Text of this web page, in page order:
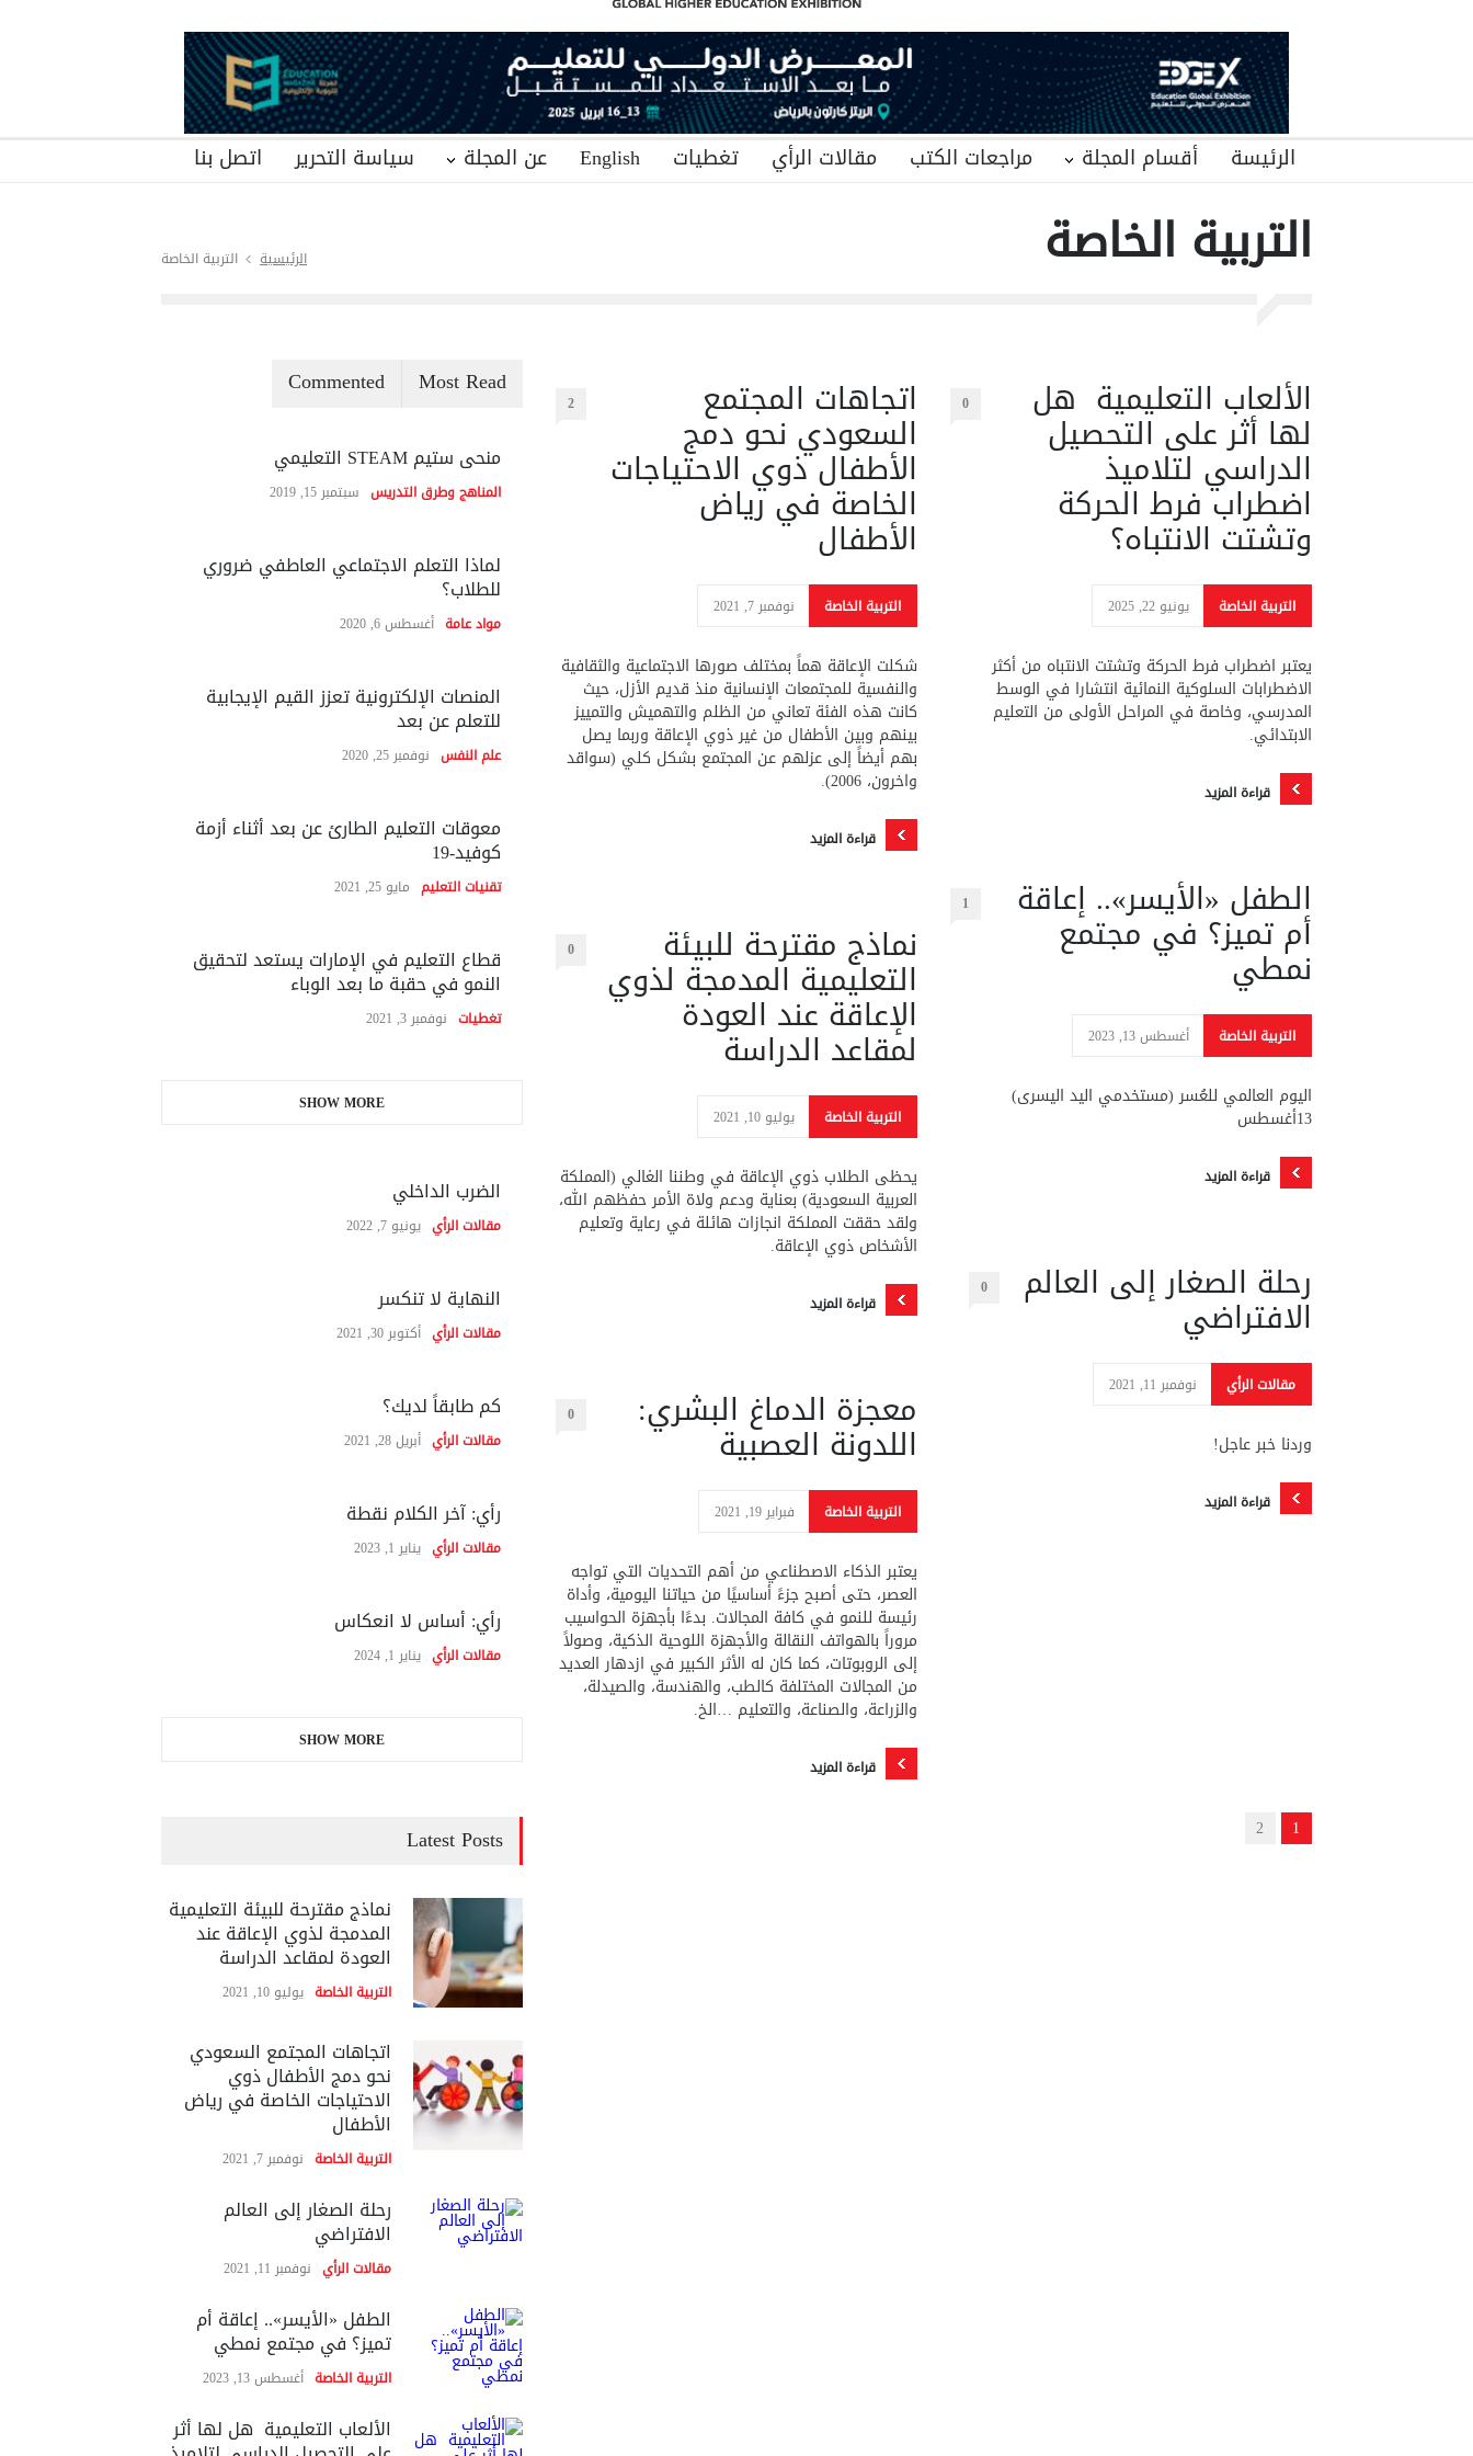
الرئيسة أقسام المجلة مراجعات الكتب مقالات الرأي تغطيات English عن المجلة سياسة التحرير اتصل بنا
التربية الخاصة الرئيسية التربية الخاصة
الألعاب التعليمية هل
لها أثر على التحصيل
الدراسي لتلاميذ
اضطراب فرط الحركة
وتشتت الانتباه؟
0
التربية الخاصة يونيو 22, 2025
يعتبر اضطراب فرط الحركة وتشتت الانتباه من أكثر
الاضطرابات السلوكية النمائية انتشارا في الوسط
المدرسي، وخاصة في المراحل الأولى من التعليم
الابتدائي.
قراءة المزيد
الطفل «الأيسر».. إعاقة
أم تميز؟ في مجتمع
نمطي
1
التربية الخاصة أغسطس 13, 2023
اليوم العالمي للعُسر (مستخدمي اليد اليسرى)
13أغسطس
قراءة المزيد
رحلة الصغار إلى العالم
الافتراضي
0
مقالات الرأي نوفمبر 11, 2021
وردنا خبر عاجل!
قراءة المزيد
اتجاهات المجتمع
السعودي نحو دمج
الأطفال ذوي الاحتياجات
الخاصة في رياض
الأطفال
2
التربية الخاصة نوفمبر 7, 2021
شكلت الإعاقة هماً بمختلف صورها الاجتماعية والثقافية
والنفسية للمجتمعات الإنسانية منذ قديم الأزل، حيث
كانت هذه الفئة تعاني من الظلم والتهميش والتمييز
بينهم وبين الأطفال من غير ذوي الإعاقة وربما يصل
بهم أيضاً إلى عزلهم عن المجتمع بشكل كلي (سواقد
واخرون، 2006).
قراءة المزيد
نماذج مقترحة للبيئة
التعليمية المدمجة لذوي
الإعاقة عند العودة
لمقاعد الدراسة
0
التربية الخاصة يوليو 10, 2021
يحظى الطلاب ذوي الإعاقة في وطننا الغالي (المملكة
العربية السعودية) بعناية ودعم ولاة الأمر حفظهم الله،
ولقد حققت المملكة انجازات هائلة في رعاية وتعليم
الأشخاص ذوي الإعاقة.
قراءة المزيد
معجزة الدماغ البشري:
اللدونة العصبية
0
التربية الخاصة فبراير 19, 2021
يعتبر الذكاء الاصطناعي من أهم التحديات التي تواجه
العصر، حتى أصبح جزءً أساسيًا من حياتنا اليومية، وأداة
رئيسة للنمو في كافة المجالات. بدءًا بأجهزة الحواسيب
مروراً بالهواتف النقالة والأجهزة اللوحية الذكية، وصولاً
إلى الروبوتات، كما كان له الأثر الكبير في ازدهار العديد
من المجالات المختلفة كالطب، والهندسة، والصيدلة،
والزراعة، والصناعة، والتعليم …الخ.
قراءة المزيد
1
2
Most Read
Commented
منحى ستيم STEAM التعليمي
المناهج وطرق التدريس سبتمبر 15, 2019
لماذا التعلم الاجتماعي العاطفي ضروري
للطلاب؟
مواد عامة أغسطس 6, 2020
المنصات الإلكترونية تعزز القيم الإيجابية
للتعلم عن بعد
علم النفس نوفمبر 25, 2020
معوقات التعليم الطارئ عن بعد أثناء أزمة
كوفيد-19
تقنيات التعليم مايو 25, 2021
قطاع التعليم في الإمارات يستعد لتحقيق
النمو في حقبة ما بعد الوباء
تغطيات نوفمبر 3, 2021
SHOW MORE
الضرب الداخلي
مقالات الرأي يونيو 7, 2022
النهاية لا تنكسر
مقالات الرأي أكتوبر 30, 2021
كم طابقاً لديك؟
مقالات الرأي أبريل 28, 2021
رأي: آخر الكلام نقطة
مقالات الرأي يناير 1, 2023
رأي: أساس لا انعكاس
مقالات الرأي يناير 1, 2024
SHOW MORE
Latest Posts
نماذج مقترحة للبيئة التعليمية
المدمجة لذوي الإعاقة عند
العودة لمقاعد الدراسة
التربية الخاصة يوليو 10, 2021
اتجاهات المجتمع السعودي
نحو دمج الأطفال ذوي
الاحتياجات الخاصة في رياض
الأطفال
التربية الخاصة نوفمبر 7, 2021
رحلة الصغار إلى العالم
الافتراضي
مقالات الرأي نوفمبر 11, 2021
الطفل «الأيسر».. إعاقة أم
تميز؟ في مجتمع نمطي
التربية الخاصة أغسطس 13, 2023
الألعاب التعليمية هل لها أثر